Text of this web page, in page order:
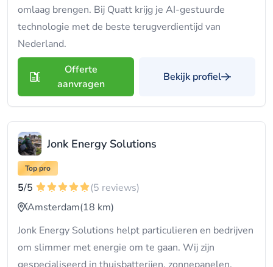
omlaag brengen. Bij Quatt krijg je AI-gestuurde
technologie met de beste terugverdientijd van
Nederland.
Offerte
aanvragen
Bekijk profiel
Jonk Energy Solutions
Top pro
5/5
(5 reviews)
Amsterdam(18 km)
Jonk Energy Solutions helpt particulieren en bedrijven
om slimmer met energie om te gaan. Wij zijn